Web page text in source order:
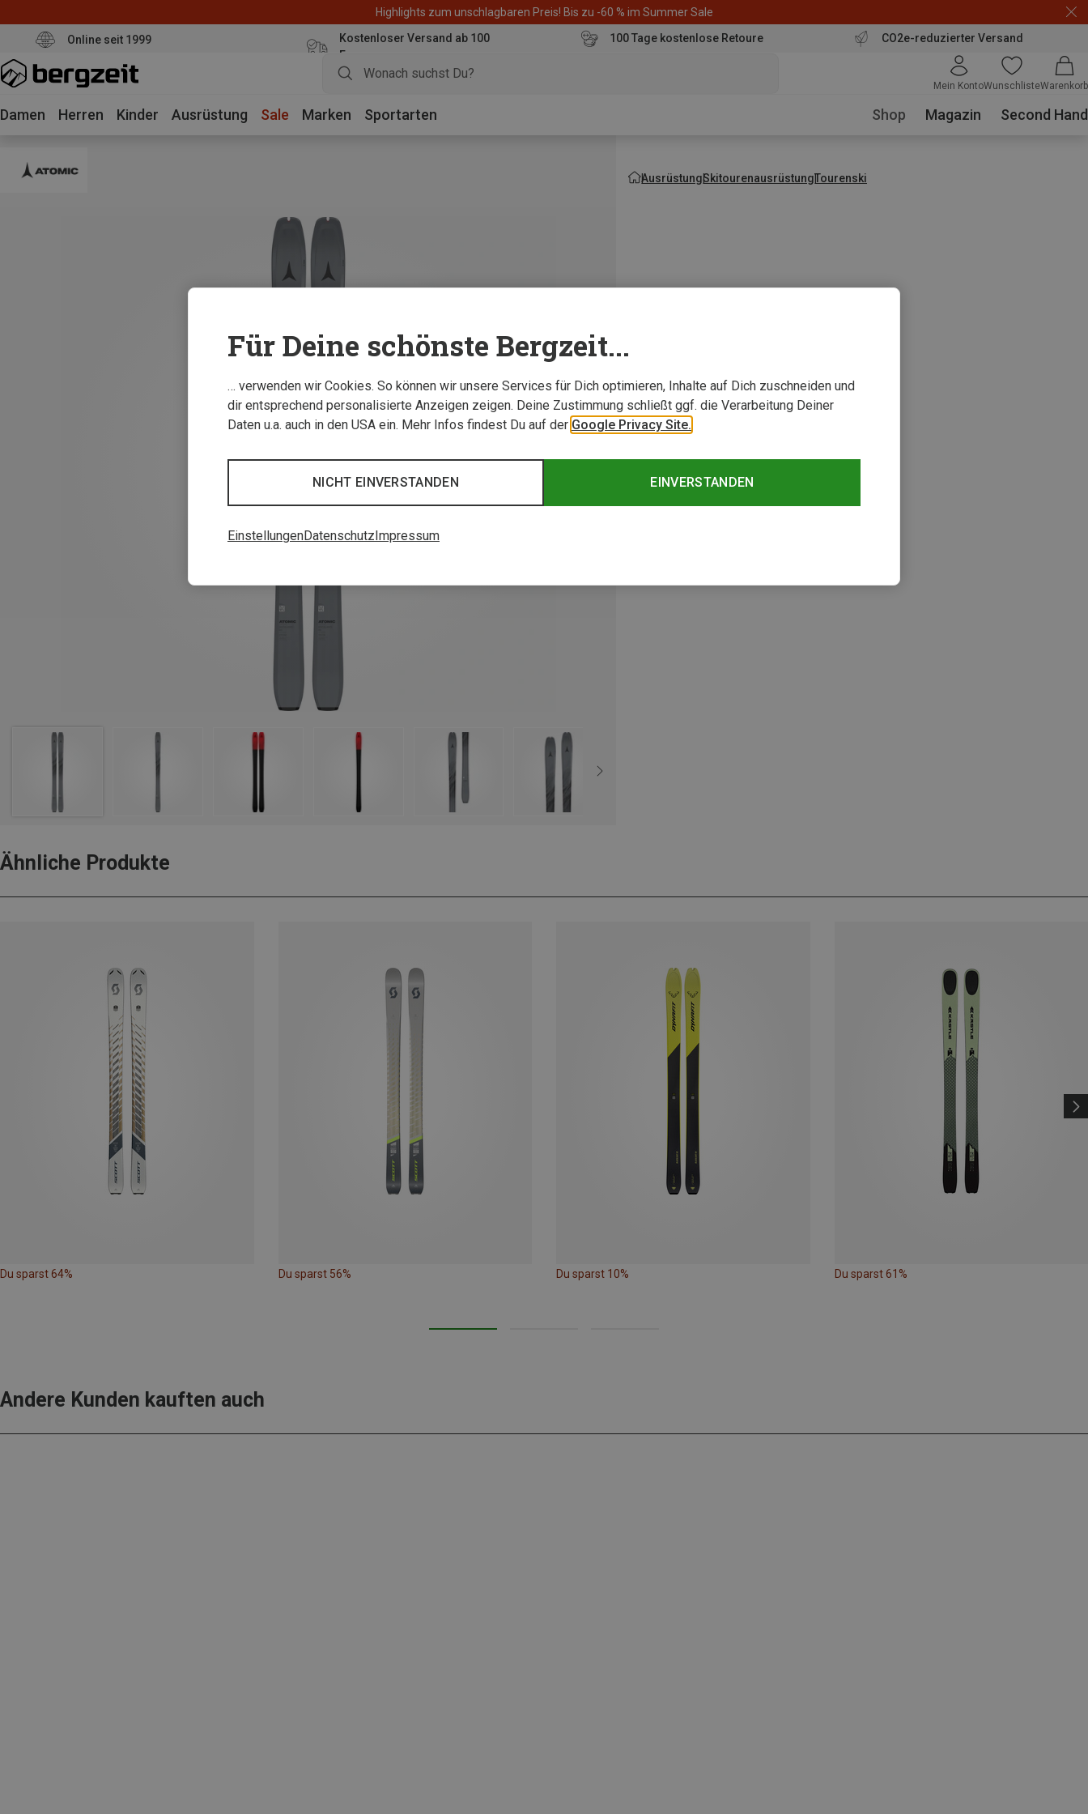
Highlights zum unschlagbaren Preis! Bis zu -60 % im Summer Sale
Online seit 1999
Kostenloser Versand ab 100
Euro
100 Tage kostenlose Retoure CO2e-reduzierter Versand
Mein KontoWunschlisteWarenkorb
Damen Herren Kinder Ausrüstung Sale Marken Sportarten Shop Magazin Second Hand
AusrüstungSkitourenausrüstungTourenski
Ähnliche Produkte
Du sparst 64% Du sparst 56% Du sparst 10% Du sparst 61%
Andere Kunden kauften auch
Für Deine schönste Bergzeit...
… verwenden wir Cookies. So können wir unsere Services für Dich optimieren, Inhalte auf Dich zuschneiden und
dir entsprechend personalisierte Anzeigen zeigen. Deine Zustimmung schließt ggf. die Verarbeitung Deiner
Daten u.a. auch in den USA ein. Mehr Infos findest Du auf der Google Privacy Site.
EINVERSTANDEN
NICHT EINVERSTANDEN
EinstellungenDatenschutzImpressum